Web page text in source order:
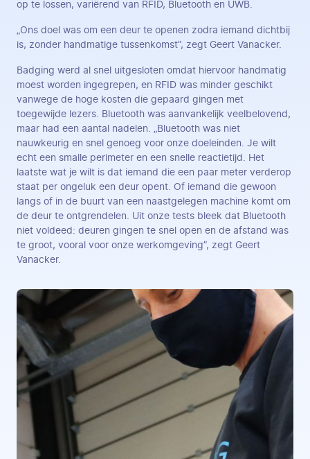
op te lossen, variërend van RFID, Bluetooth en UWB.
„Ons doel was om een deur te openen zodra iemand dichtbij
is, zonder handmatige tussenkomst”, zegt Geert Vanacker.
Badging werd al snel uitgesloten omdat hiervoor handmatig
moest worden ingegrepen, en RFID was minder geschikt
vanwege de hoge kosten die gepaard gingen met
toegewijde lezers. Bluetooth was aanvankelijk veelbelovend,
maar had een aantal nadelen. „Bluetooth was niet
nauwkeurig en snel genoeg voor onze doeleinden. Je wilt
echt een smalle perimeter en een snelle reactietijd. Het
laatste wat je wilt is dat iemand die een paar meter verderop
staat per ongeluk een deur opent. Of iemand die gewoon
langs of in de buurt van een naastgelegen machine komt om
de deur te ontgrendelen. Uit onze tests bleek dat Bluetooth
niet voldeed: deuren gingen te snel open en de afstand was
te groot, vooral voor onze werkomgeving”, zegt Geert
Vanacker.